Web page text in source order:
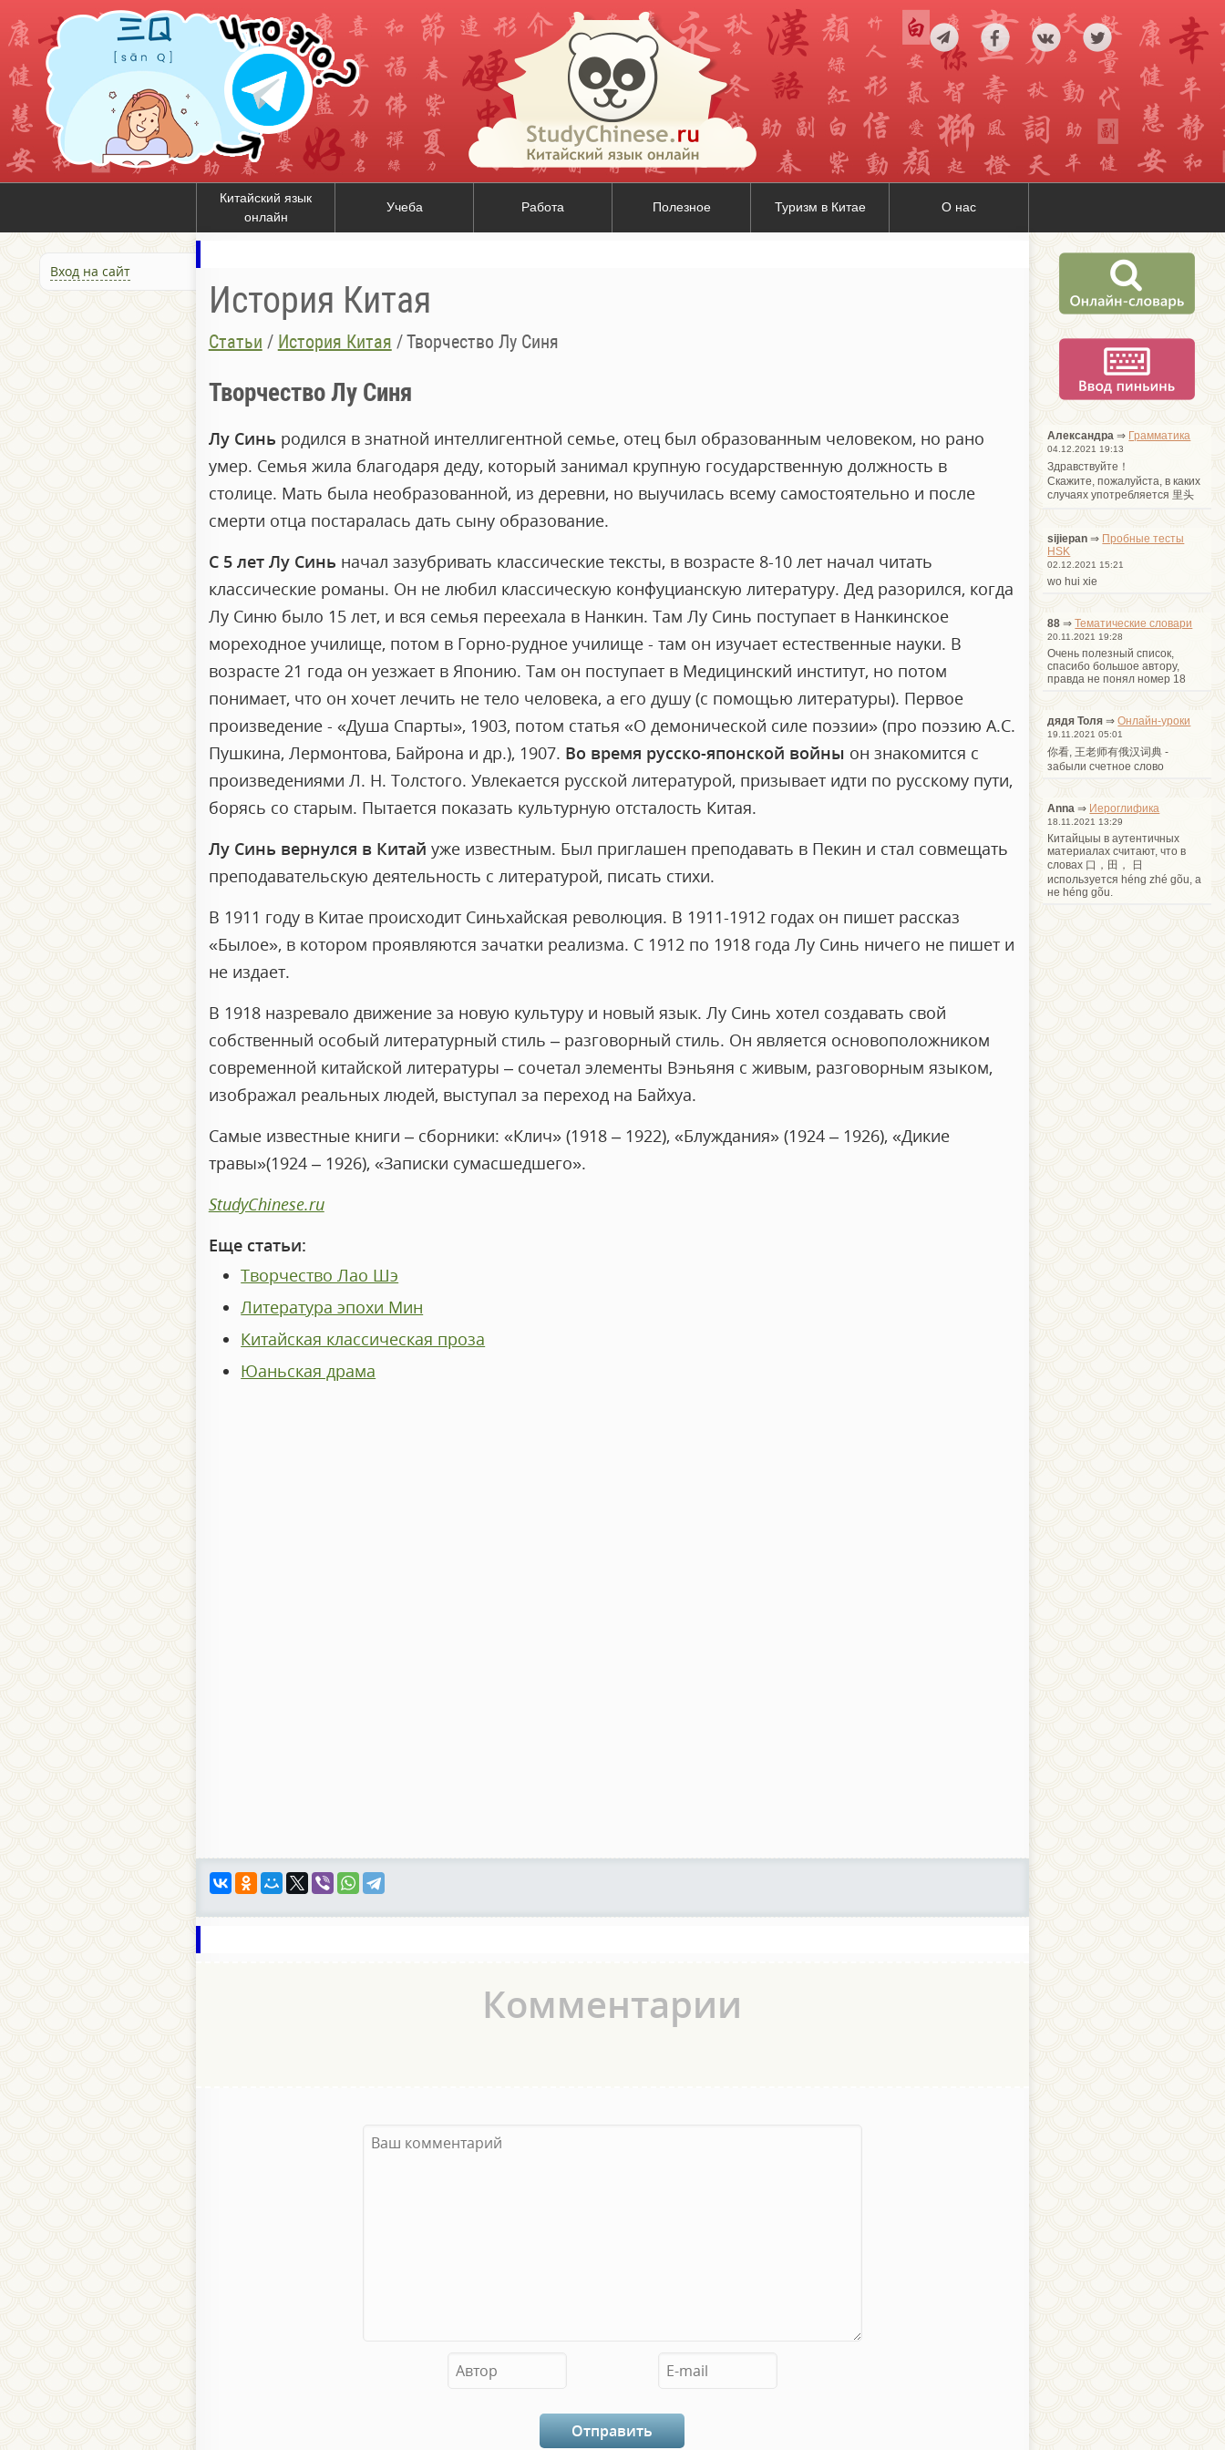
Китайский язык
онлайн
Учеба Работа Полезное Туризм в Китае О нас
Вход на сайт
История Китая
Статьи / История Китая /Творчество Лу Синя
Творчество Лу Синя
Лу Синь родился в знатной интеллигентной семье, отец был образованным человеком, но рано
умер. Семья жила благодаря деду, который занимал крупную государственную должность в
столице. Мать была необразованной, из деревни, но выучилась всему самостоятельно и после
смерти отца постаралась дать сыну образование.
С 5 лет Лу Синь начал зазубривать классические тексты, в возрасте 8-10 лет начал читать
классические романы. Он не любил классическую конфуцианскую литературу. Дед разорился, когда
Лу Синю было 15 лет, и вся семья переехала в Нанкин. Там Лу Синь поступает в Нанкинское
мореходное училище, потом в Горно-рудное училище - там он изучает естественные науки. В
возрасте 21 года он уезжает в Японию. Там он поступает в Медицинский институт, но потом
понимает, что он хочет лечить не тело человека, а его душу (с помощью литературы). Первое
произведение - «Душа Спарты», 1903, потом статья «О демонической силе поэзии» (про поэзию А.С.
Пушкина, Лермонтова, Байрона и др.), 1907. Во время русско-японской войны он знакомится с
произведениями Л. Н. Толстого. Увлекается русской литературой, призывает идти по русскому пути,
борясь со старым. Пытается показать культурную отсталость Китая.
Лу Синь вернулся в Китай уже известным. Был приглашен преподавать в Пекин и стал совмещать
преподавательскую деятельность с литературой, писать стихи.
В 1911 году в Китае происходит Синьхайская революция. В 1911-1912 годах он пишет рассказ
«Былое», в котором проявляются зачатки реализма. С 1912 по 1918 года Лу Синь ничего не пишет и
не издает.
В 1918 назревало движение за новую культуру и новый язык. Лу Синь хотел создавать свой
собственный особый литературный стиль – разговорный стиль. Он является основоположником
современной китайской литературы – сочетал элементы Вэньяня с живым, разговорным языком,
изображал реальных людей, выступал за переход на Байхуа.
Самые известные книги – сборники: «Клич» (1918 – 1922), «Блуждания» (1924 – 1926), «Дикие
травы»(1924 – 1926), «Записки сумасшедшего».
StudyChinese.ru
Еще статьи:
Творчество Лао Шэ
Литература эпохи Мин
Китайская классическая проза
Юаньская драма
Комментарии
Александра ⇒ Грамматика
04.12.2021 19:13
Здравствуйте！
Cкажите, пожалуйста, в каких
случаях употребляется 里头
sijiepan ⇒ Пробные тесты
HSK
02.12.2021 15:21
wo hui xie
88 ⇒Тематические словари
20.11.2021 19:28
Очень полезный список,
спасибо большое автору,
правда не понял номер 18
дядя Толя ⇒Онлайн-уроки
19.11.2021 05:01
你看, 王老师有俄汉词典 -
забыли счетное слово
Anna ⇒ Иероглифика
18.11.2021 13:29
Китайцыы в аутентичных
материалах считают, что в
словах 口，田， 日
используется héng zhé gõu, а
не héng gõu.